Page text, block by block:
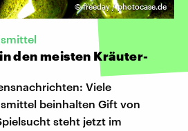
©freeday / photocase.de
den meisten Kräuter-
Viele
beinhalten Gift von
steht jetzt im